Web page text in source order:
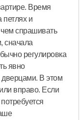
Время
петлях и
спрашивать
сначала
регулировка
явно
В этом
вправо. Если